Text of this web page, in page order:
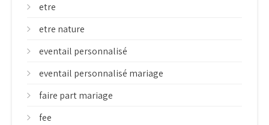
etre
etre nature
eventail personnalisé
eventail personnalisé mariage
faire part mariage
fee